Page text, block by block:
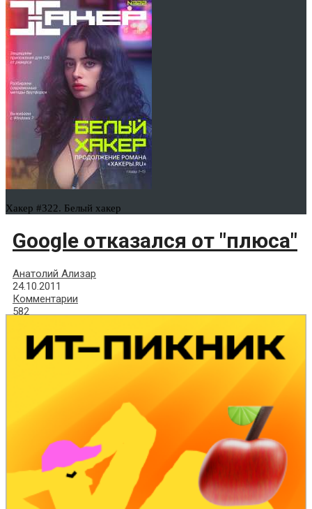
Хакер #322. Белый хакер
Google отказался от "плюса"
Анатолий Ализар
24.10.2011
Комментарии
582